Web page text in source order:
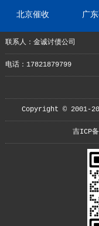
北京催收 广
联系人：金诚讨债公司
电话：17821879799
Copyright © 2001-
吉ICP